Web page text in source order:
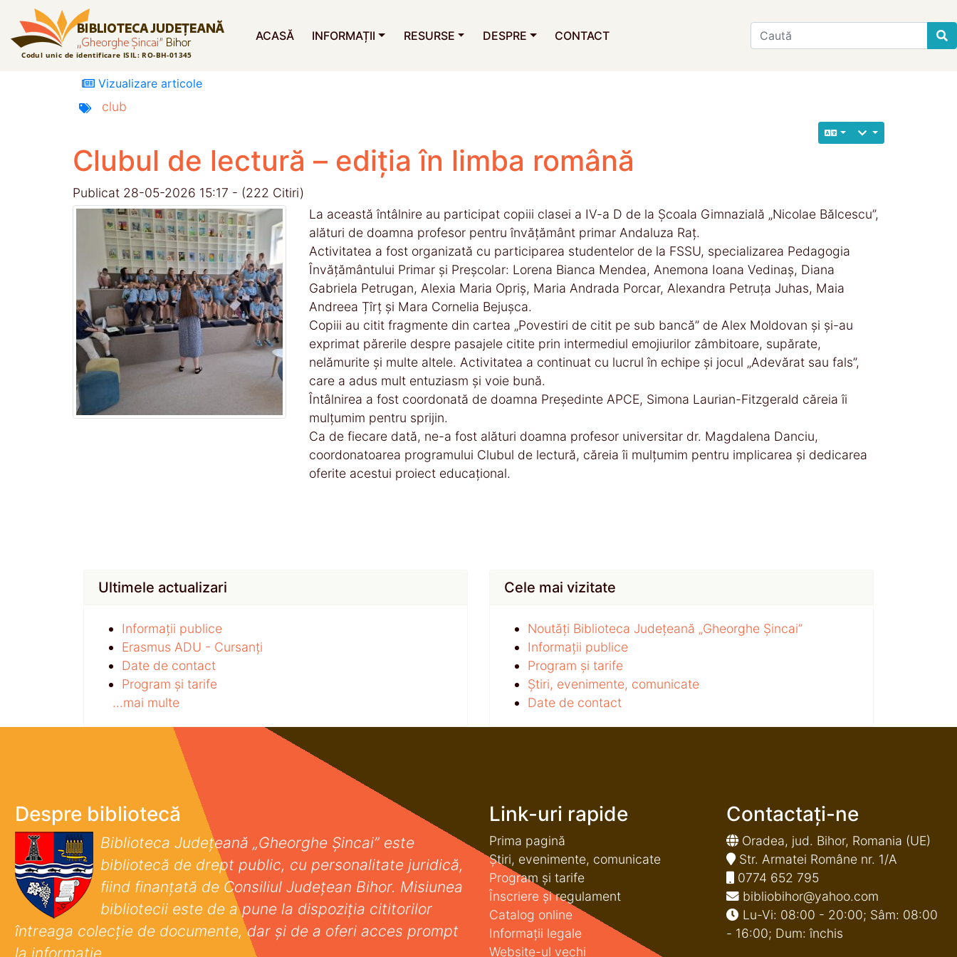
ACASĂ INFORMAȚII RESURSE DESPRE CONTACT
Find
Vizualizare articole
club
Clubul de lectură – ediția în limba română
Publicat 28-05-2026 15:17 - (222 Citiri)
La această întâlnire au participat copiii clasei a IV-a D de la Școala Gimnazială „Nicolae Bălcescu”,
alături de doamna profesor pentru învățământ primar Andaluza Raț.
Activitatea a fost organizată cu participarea studentelor de la FSSU, specializarea Pedagogia
Învățământului Primar și Preșcolar: Lorena Bianca Mendea, Anemona Ioana Vedinaș, Diana
Gabriela Petrugan, Alexia Maria Opriș, Maria Andrada Porcar, Alexandra Petruța Juhas, Maia
Andreea Țîrț și Mara Cornelia Bejușca.
Copiii au citit fragmente din cartea „Povestiri de citit pe sub bancă” de Alex Moldovan și și-au
exprimat părerile despre pasajele citite prin intermediul emojiurilor zâmbitoare, supărate,
nelămurite și multe altele. Activitatea a continuat cu lucrul în echipe și jocul „Adevărat sau fals”,
care a adus mult entuziasm și voie bună.
Întâlnirea a fost coordonată de doamna Președinte APCE, Simona Laurian-Fitzgerald căreia îi
mulțumim pentru sprijin.
Ca de fiecare dată, ne-a fost alături doamna profesor universitar dr. Magdalena Danciu,
coordonatoarea programului Clubul de lectură, căreia îi mulțumim pentru implicarea și dedicarea
oferite acestui proiect educațional.
Ultimele actualizari
Informații publice
Erasmus ADU - Cursanți
Date de contact
Program și tarife
...mai multe
Cele mai vizitate
Noutăți Biblioteca Județeană „Gheorghe Șincai”
Informații publice
Program și tarife
Știri, evenimente, comunicate
Date de contact
Despre bibliotecă
Biblioteca Județeană „Gheorghe Șincai” este
bibliotecă de drept public, cu personalitate juridică,
fiind finanţată de Consiliul Judeţean Bihor. Misiunea
bibliotecii este de a pune la dispoziţia cititorilor
întreaga colecţie de documente, dar şi de a oferi acces prompt
la informaţie.
Link-uri rapide
Prima pagină
Știri, evenimente, comunicate
Program și tarife
Înscriere și regulament
Catalog online
Informații legale
Website-ul vechi
Contactați-ne
Oradea, jud. Bihor, Romania (UE)
Str. Armatei Române nr. 1/A
0774 652 795
bibliobihor@yahoo.com
Lu-Vi: 08:00 - 20:00; Sâm: 08:00
- 16:00; Dum: închis